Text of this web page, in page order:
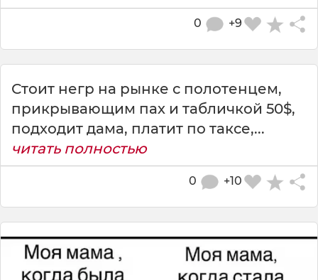
+9
0
Стоит негр на рынке с полотенцем,
прикрывающим пах и табличкой 50$,
подходит дама, платит по таксе,...
читать полностью
+10
0